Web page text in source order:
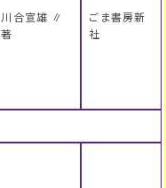
川合宣雄 ∥
著
ごま書房新
社